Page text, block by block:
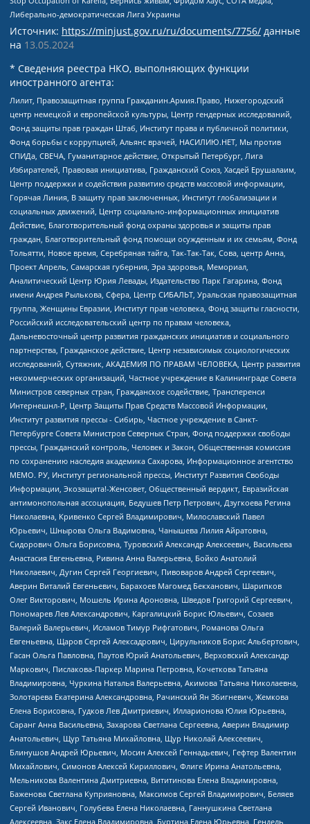
Либерально-демократическая Лига Украины
Источник: https://minjust.gov.ru/ru/documents/7756/ данные
на 13.05.2024
* Сведения реестра НКО, выполняющих функции
иностранного агента:
Лилит, Правозащитная группа Гражданин.Армия.Право, Нижегородский
центр немецкой и европейской культуры, Центр гендерных исследований,
Фонд защиты прав граждан Штаб, Институт права и публичной политики,
Фонд борьбы с коррупцией, Альянс врачей, НАСИЛИЮ.НЕТ, Мы против
СПИДа, СВЕЧА, Гуманитарное действие, Открытый Петербург, Лига
Избирателей, Правовая инициатива, Гражданский Союз, Хасдей Ерушалаим,
Центр поддержки и содействия развитию средств массовой информации,
Горячая Линия, В защиту прав заключенных, Институт глобализации и
социальных движений, Центр социально-информационных инициатив
Действие, Благотворительный фонд охраны здоровья и защиты прав
граждан, Благотворительный фонд помощи осужденным и их семьям, Фонд
Тольятти, Новое время, Серебряная тайга, Так-Так-Так, Сова, центр Анна,
Проект Апрель, Самарская губерния, Эра здоровья, Мемориал,
Аналитический Центр Юрия Левады, Издательство Парк Гагарина, Фонд
имени Андрея Рылькова, Сфера, Центр СИБАЛЬТ, Уральская правозащитная
группа, Женщины Евразии, Институт прав человека, Фонд защиты гласности,
Российский исследовательский центр по правам человека,
Дальневосточный центр развития гражданских инициатив и социального
партнерства, Гражданское действие, Центр независимых социологических
исследований, Сутяжник, АКАДЕМИЯ ПО ПРАВАМ ЧЕЛОВЕКА, Центр развития
некоммерческих организаций, Частное учреждение в Калининграде Совета
Министров северных стран, Гражданское содействие, Трансперенси
Интернешнл-Р, Центр Защиты Прав Средств Массовой Информации,
Институт развития прессы - Сибирь, Частное учреждение в Санкт-
Петербурге Совета Министров Северных Стран, Фонд поддержки свободы
прессы, Гражданский контроль, Человек и Закон, Общественная комиссия
по сохранению наследия академика Сахарова, Информационное агентство
МЕМО. РУ, Институт региональной прессы, Институт Развития Свободы
Информации, Экозащита!-Женсовет, Общественный вердикт, Евразийская
антимонопольная ассоциация, Бедушев Петр Петрович, Дзугкоева Регина
Николаевна, Кривенко Сергей Владимирович, Милославский Павел
Юрьевич, Шнырова Ольга Вадимовна, Чанышева Лилия Айратовна,
Сидорович Ольга Борисовна, Туровский Александр Алексеевич, Васильева
Анастасия Евгеньевна, Ривина Анна Валерьевна, Бойко Анатолий
Николаевич, Дугин Сергей Георгиевич, Пивоваров Андрей Сергеевич,
Аверин Виталий Евгеньевич, Барахоев Магомед Бекханович, Шарипков
Олег Викторович, Мошель Ирина Ароновна, Шведов Григорий Сергеевич,
Пономарев Лев Александрович, Каргалицкий Борис Юльевич, Созаев
Валерий Валерьевич, Исламов Тимур Рифгатович, Романова Ольга
Евгеньевна, Щаров Сергей Алексадрович, Цирульников Борис Альбертович,
Гасан Ольга Павловна, Паутов Юрий Анатольевич, Верховский Александр
Маркович, Пислакова-Паркер Марина Петровна, Кочеткова Татьяна
Владимировна, Чуркина Наталья Валерьевна, Акимова Татьяна Николаевна,
Золотарева Екатерина Александровна, Рачинский Ян Збигневич, Жемкова
Елена Борисовна, Гудков Лев Дмитриевич, Илларионова Юлия Юрьевна,
Саранг Анна Васильевна, Захарова Светлана Сергеевна, Аверин Владимир
Анатольевич, Щур Татьяна Михайловна, Щур Николай Алексеевич,
Блинушов Андрей Юрьевич, Мосин Алексей Геннадьевич, Гефтер Валентин
Михайлович, Симонов Алексей Кириллович, Флиге Ирина Анатольевна,
Мельникова Валентина Дмитриевна, Вититинова Елена Владимировна,
Баженова Светлана Куприяновна, Максимов Сергей Владимирович, Беляев
Сергей Иванович, Голубева Елена Николаевна, Ганнушкина Светлана
Алексеевна, Закс Елена Владимировна, Буртина Елена Юрьевна, Гендель